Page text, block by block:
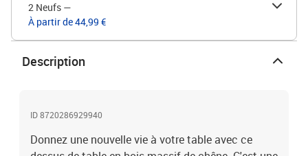
2 Neufs —
À partir de 44,99 €
Description
ID 8720286929940
Donnez une nouvelle vie à votre table avec ce